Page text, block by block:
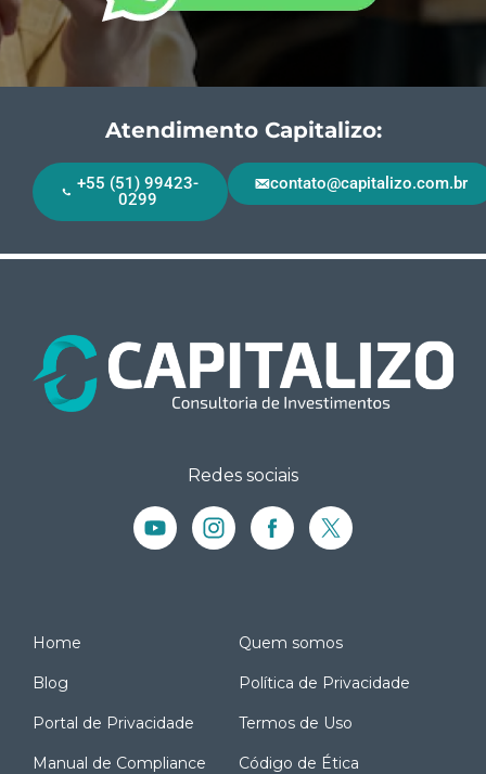
Atendimento Capitalizo:
+55 (51) 99423-
0299
contato@capitalizo.com.br
Redes sociais
Home Quem somos
Blog Política de Privacidade
Portal de Privacidade Termos de Uso
Manual de Compliance Código de Ética